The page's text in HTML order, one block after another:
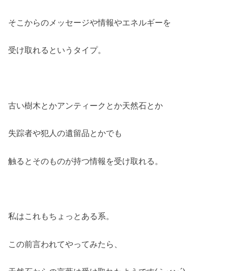
そこからのメッセージや情報やエネルギーを
受け取れるというタイプ。
古い樹木とかアンティークとか天然石とか
失踪者や犯人の遺留品とかでも
触るとそのものが持つ情報を受け取れる。
私はこれもちょっとある系。
この前言われてやってみたら、